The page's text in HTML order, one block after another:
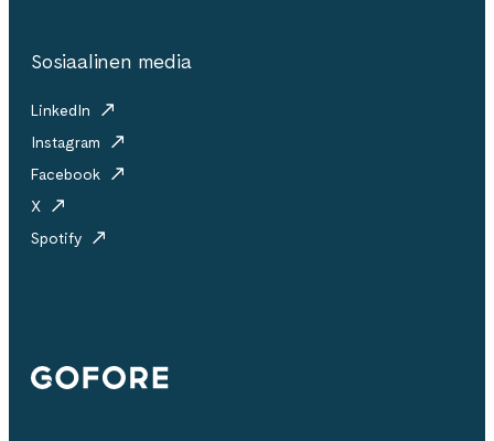
Sosiaalinen media
LinkedIn
Instagram
Facebook
X
Spotify
Gofore